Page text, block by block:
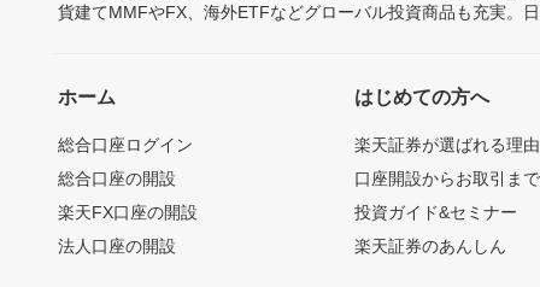
貨建てMMFやFX、海外ETFなどグローバル投資商品も充実。
ホーム
総合口座ログイン
総合口座の開設
楽天FX口座の開設
法人口座の開設
はじめての方へ
楽天証券が選ばれる理由
口座開設からお取引ま
投資ガイド&セミナー
楽天証券のあんしん